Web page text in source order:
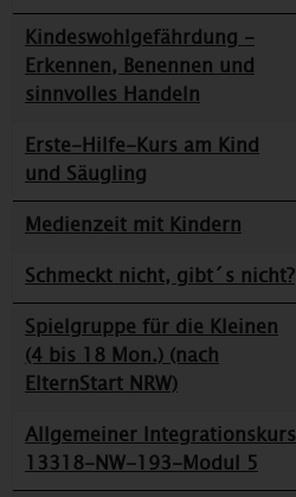
Kindeswohlgefährdung -
Erkennen, Benennen und
sinnvolles Handeln
Erste-Hilfe-Kurs am Kind
und Säugling
Medienzeit mit Kindern
Schmeckt nicht, gibt´s nicht?
Spielgruppe für die Kleinen
(4 bis 18 Mon.) (nach
ElternStart NRW)
Allgemeiner Integrationskurs
13318-NW-193-Modul 5